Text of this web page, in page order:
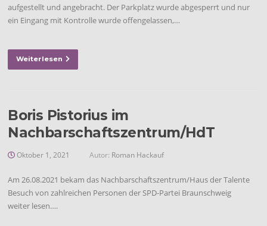
aufgestellt und angebracht. Der Parkplatz wurde abgesperrt und nur
ein Eingang mit Kontrolle wurde offengelassen,…
Weiterlesen
Boris Pistorius im
Nachbarschaftszentrum/HdT
Oktober 1, 2021 Autor: Roman Hackauf
Am 26.08.2021 bekam das Nachbarschaftszentrum/Haus der Talente
Besuch von zahlreichen Personen der SPD-Partei Braunschweig
weiter lesen….